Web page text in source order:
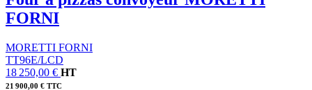
FORNI
MORETTI FORNI
TT96E/LCD
18 250,00 € HT
21 900,00 € TTC